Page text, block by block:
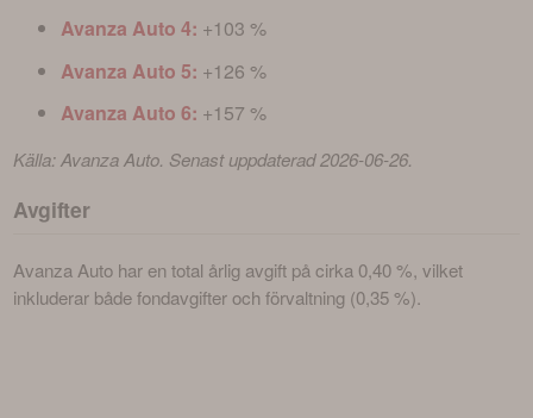
Avanza Auto 4: +103 %
Avanza Auto 5: +126 %
Avanza Auto 6: +157 %
Källa: Avanza Auto. Senast uppdaterad 2026-06-26.
Avgifter
Avanza Auto har en total årlig avgift på cirka 0,40 %, vilket
inkluderar både fondavgifter och förvaltning (0,35 %).